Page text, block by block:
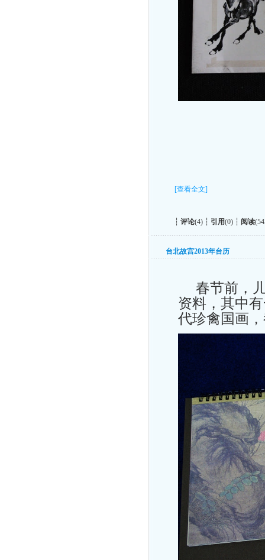
[查看全文]
┆ 评论(4) ┆ 引用(0) ┆ 阅读
台北故宫2013年台历
春节前，儿
资料，其中
代珍禽国画